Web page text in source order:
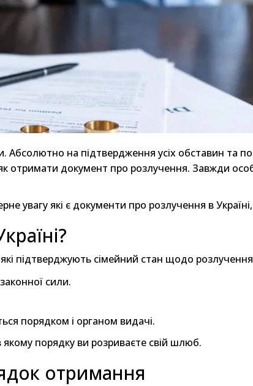
на підтвердження усіх обставин та
отримати документ про розлучення. Завжди
увагу які є документи про розлучення в
підтверджують сімейний стан щодо
сили.
порядком і органом видачі.
порядку ви розриваєте свій шлюб.
отримання